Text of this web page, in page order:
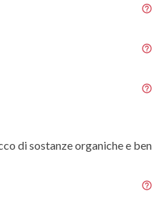
di sostanze organiche e ben